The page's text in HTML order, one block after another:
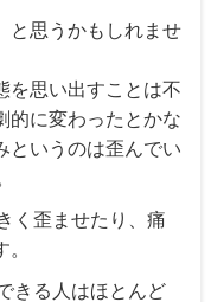
と思うかもしれませ
を思い出すことは不
的に変わったとかな
というのは歪んでい
く歪ませたり、痛
きる人はほとんど